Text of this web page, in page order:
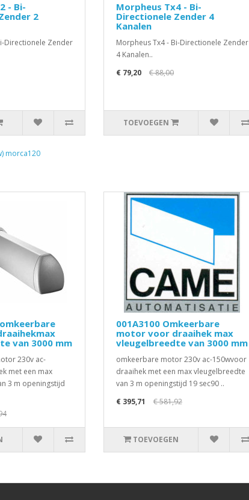
- Bi-
2
Directionele Zender
Morpheus Tx4 - Bi-
Directionele Zender 4
Kanalen
Morpheus Tx4 - Bi-Directionele Zender
4 Kanalen..
€ 79,20
€ 88,00
TOEVOEGEN
morca120
van 3000 mm
230v ac-
met een max
3 m openingstijd
001A3100 Omkeerbare
motor voor draaihek max
vleugelbreedte van 3000 mm
omkeerbare motor 230v ac-150wvoor
draaihek met een max vleugelbreedte
van 3 m openingstijd 19 sec90 ..
€ 395,71
€ 581,92
TOEVOEGEN